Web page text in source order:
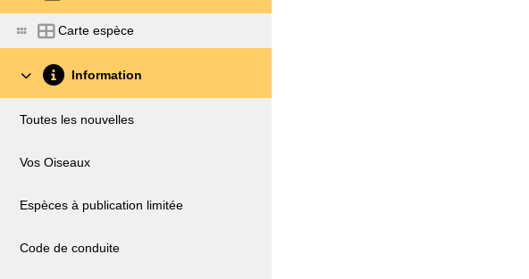
Carte espèce
Information
Toutes les nouvelles
Vos Oiseaux
Espèces à publication limitée
Code de conduite